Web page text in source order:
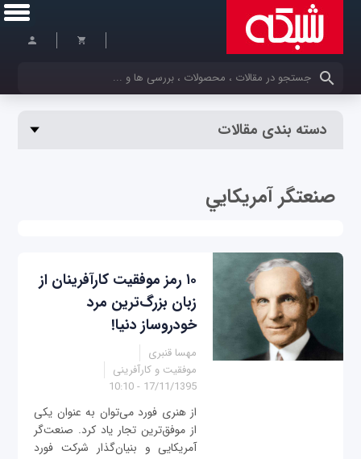
کلمات کلیدی خود را وارد کنید
دسته بندی مقالات
صنعتگر آمريكايي
۱۰ رمز موفقیت کارآفرینان از
زبان بزرگ‌ترین مرد
خودروساز دنیا!
مهسا قنبری
موفقیت و کارآفرینی
17/11/1395 - 10:10
از هنری فورد می‌توان به عنوان یکی
از موفق‌ترین تجار یاد کرد. صنعت‌گر
آمریکایی و بنیان‌گذار شرکت فورد